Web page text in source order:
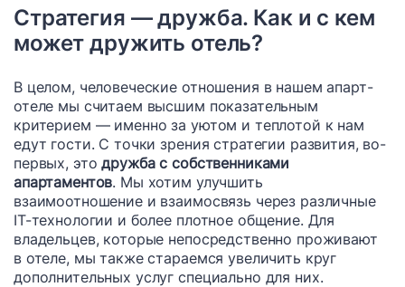
Стратегия — дружба. Как и с кем
может дружить отель?
В целом, человеческие отношения в нашем апарт-
отеле мы считаем высшим показательным
критерием — именно за уютом и теплотой к нам
едут гости. С точки зрения стратегии развития, во-
первых, этодружба с собственниками
апартаментов. Мы хотим улучшить
взаимоотношение и взаимосвязь через различные
IT-технологии и более плотное общение. Для
владельцев, которые непосредственно проживают
в отеле, мы также стараемся увеличить круг
дополнительных услуг специально для них.